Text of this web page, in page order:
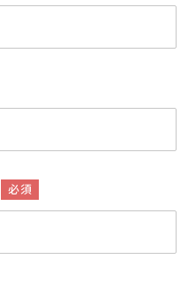
必須